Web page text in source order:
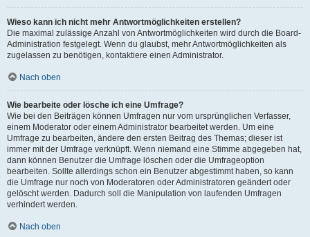
Wieso kann ich nicht mehr Antwortmöglichkeiten erstellen?
Die maximal zulässige Anzahl von Antwortmöglichkeiten wird durch die Board-
Administration festgelegt. Wenn du glaubst, mehr Antwortmöglichkeiten als
zugelassen zu benötigen, kontaktiere einen Administrator.
Nach oben
Wie bearbeite oder lösche ich eine Umfrage?
Wie bei den Beiträgen können Umfragen nur vom ursprünglichen Verfasser,
einem Moderator oder einem Administrator bearbeitet werden. Um eine
Umfrage zu bearbeiten, ändere den ersten Beitrag des Themas; dieser ist
immer mit der Umfrage verknüpft. Wenn niemand eine Stimme abgegeben hat,
dann können Benutzer die Umfrage löschen oder die Umfrageoption
bearbeiten. Sollte allerdings schon ein Benutzer abgestimmt haben, so kann
die Umfrage nur noch von Moderatoren oder Administratoren geändert oder
gelöscht werden. Dadurch soll die Manipulation von laufenden Umfragen
verhindert werden.
Nach oben